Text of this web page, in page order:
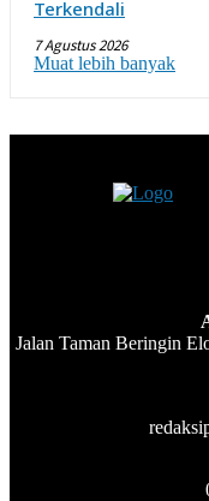
Terkendali
7 Agustus 2026
Muat lebih banyak
Jalan Taman Beringin